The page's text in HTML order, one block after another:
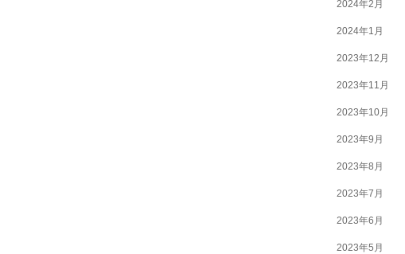
2024年2月
2024年1月
2023年12月
2023年11月
2023年10月
2023年9月
2023年8月
2023年7月
2023年6月
2023年5月